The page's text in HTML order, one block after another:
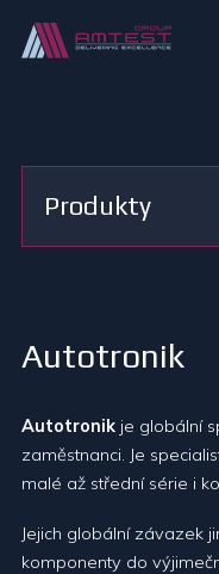
Produkty
Autotronik
Autotronik je globální
zaměstnanci. Je
malé až střední série i
Jejich globální závazek
komponenty do